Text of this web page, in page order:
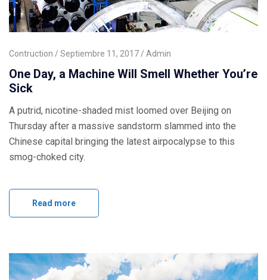
Contruction Septiembre 11, 2017 Admin
One Day, a Machine Will Smell Whether You’re
Sick
A putrid, nicotine-shaded mist loomed over Beijing on
Thursday after a massive sandstorm slammed into the
Chinese capital bringing the latest airpocalypse to this
smog-choked city.
Read more